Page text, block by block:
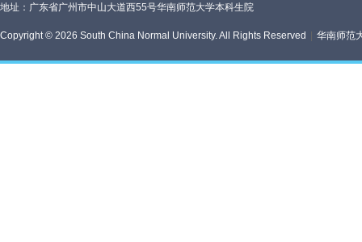
地址：广东省广州市中山大道西55号华南师范大学本科生院
Copyright © 2026 South China Normal University. All Rights Reserved 华南师范